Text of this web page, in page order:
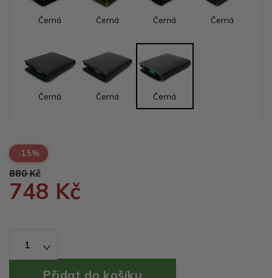
Černá Černá Černá Černá
Černá Černá Černá
-15%
880 Kč
748 Kč
1